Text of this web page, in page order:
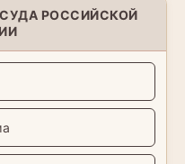
РОССИЙСКОЙ